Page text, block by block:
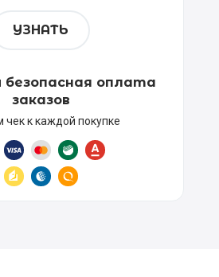
УЗНАТЬ
безопасная оплата
заказов
к каждой покупке